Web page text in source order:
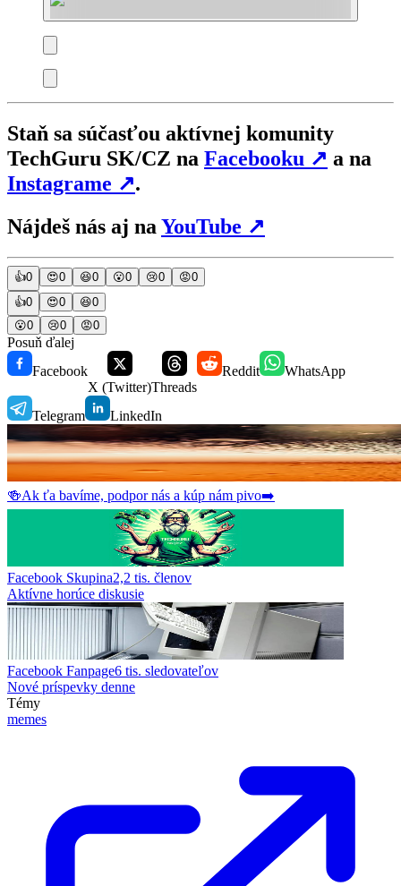
Staň sa súčasťou aktívnej komunity
TechGuru SK/CZ na Facebooku ↗ a na
Instagrame ↗.
Nájdeš nás aj na YouTube ↗
👍0 😍0 😆0 😮0 😢0 😡0
👍0 😍0 😆0
😮0 😢0 😡0
Posuň ďalej
Facebook
X (Twitter)Threads
Reddit WhatsApp
Telegram LinkedIn
🍻Ak ťa bavíme, podpor nás a kúp nám pivo➡️
Facebook Skupina2,2 tis. členov
Aktívne horúce diskusie
Facebook Fanpage6 tis. sledovateľov
Nové príspevky denne
Témy
memes